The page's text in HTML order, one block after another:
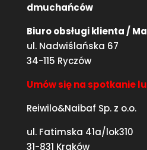
dmuchańców
Biuro obsługi klienta /
ul. Nadwiślańska 67
34-115 Ryczów
Umów się na spotkanie
Reiwilo&Naibaf Sp. z o.o.
ul. Fatimska 41a/lok310
31-831 Kraków